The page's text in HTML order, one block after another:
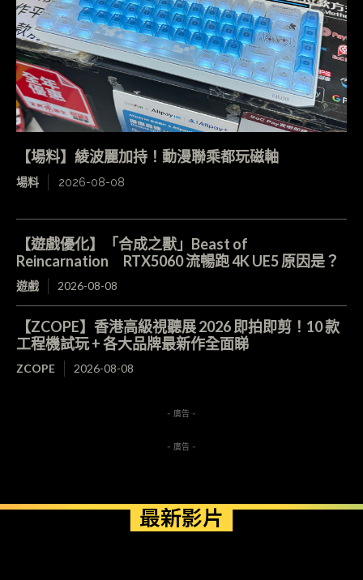
【場料】綾波麗加持！動漫聯乘都玩磁軸
場料 2026-08-08
【遊戲優化】「合成之獸」Beast of
Reincarnation RTX5060 流暢跑 4K UE5 原因是？
遊戲 2026-08-08
【ZCOPE】香港高級視聽展 2026 即拍即剪！10 款
工程機試玩 + 各大品牌最新作全面睇
ZCOPE 2026-08-08
- 廣告 -
- 廣告 -
最新影片